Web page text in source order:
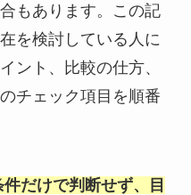
もあります。この記
を検討している人に
ント、比較の仕方、
チェック項目を順番
だけで判断せず、目